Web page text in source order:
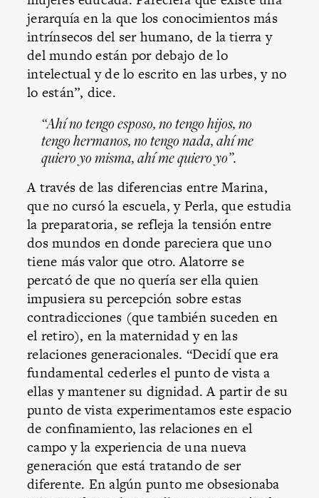
jerarquía en la que los conocimientos más
intrínsecos del ser humano, de la tierra y
del mundo están por debajo de lo
intelectual y de lo escrito en las urbes, y no
lo están”, dice.
“Ahí no tengo esposo, no tengo hijos, no
tengo hermanos, no tengo nada, ahí me
quiero yo misma, ahí me quiero yo”.
A través de las diferencias entre Marina,
que no cursó la escuela, y Perla, que estudia
la preparatoria, se refleja la tensión entre
dos mundos en donde pareciera que uno
tiene más valor que otro. Alatorre se
percató de que no quería ser ella quien
impusiera su percepción sobre estas
contradicciones (que también suceden en
el retiro), en la maternidad y en las
relaciones generacionales. “Decidí que era
fundamental cederles el punto de vista a
ellas y mantener su dignidad. A partir de su
punto de vista experimentamos este espacio
de confinamiento, las relaciones en el
campo y la experiencia de una nueva
generación que está tratando de ser
diferente. En algún punto me obsesionaba